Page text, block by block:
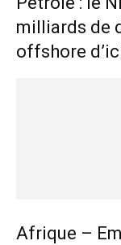
milliards de
offshore
Afrique –